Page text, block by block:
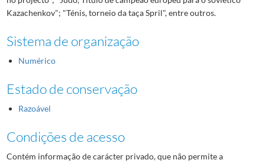
Kazachenkov"; "Ténis, torneio da taça Spril", entre outros.
Sistema de organização
Numérico
Estado de conservação
Razoável
Condições de acesso
Contém informação de carácter privado, que não permite a